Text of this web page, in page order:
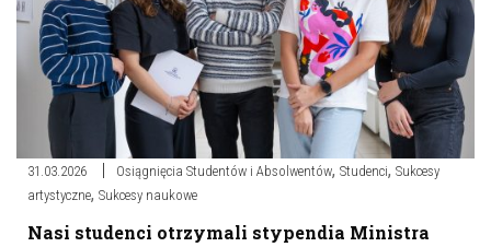
31.03.2026 Osiągnięcia Studentów i Absolwentów, Studenci, Sukcesy
artystyczne, Sukcesy naukowe
Nasi studenci otrzymali stypendia Ministra